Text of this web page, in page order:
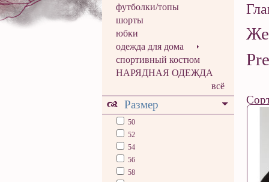
футболки/топы
шорты
юбки
одежда для дома
спортивный костюм
НАРЯДНАЯ ОДЕЖДА
всё
Размер
50
52
54
56
58